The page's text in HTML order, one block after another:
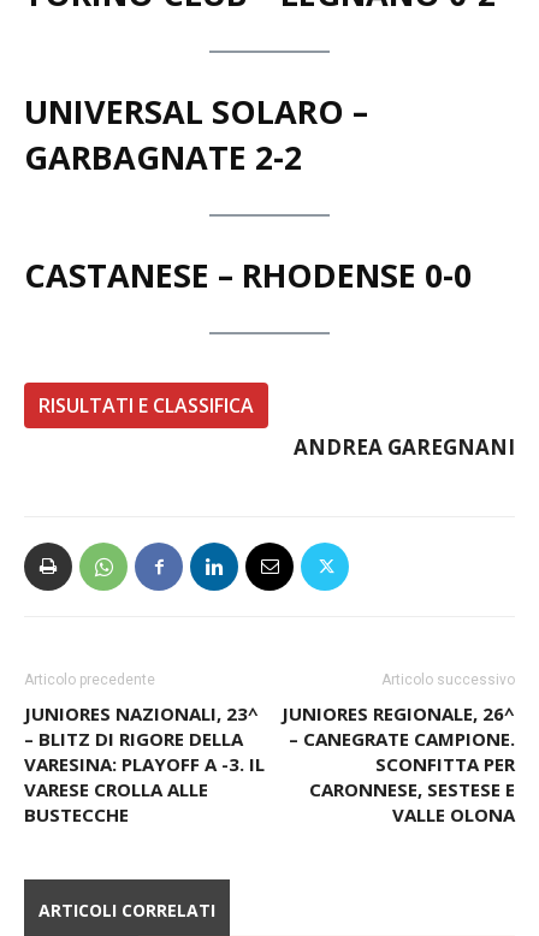
UNIVERSAL SOLARO –
GARBAGNATE 2-2
CASTANESE – RHODENSE 0-0
RISULTATI E CLASSIFICA
ANDREA GAREGNANI
Articolo precedente
JUNIORES NAZIONALI, 23^
– BLITZ DI RIGORE DELLA
VARESINA: PLAYOFF A -3. IL
VARESE CROLLA ALLE
BUSTECCHE
Articolo successivo
JUNIORES REGIONALE, 26^
– CANEGRATE CAMPIONE.
SCONFITTA PER
CARONNESE, SESTESE E
VALLE OLONA
ARTICOLI CORRELATI